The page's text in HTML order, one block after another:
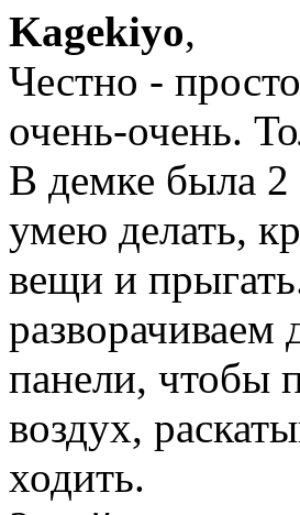
Kagekiyo,
Честно -
очень-очень.
В демке была
умею делать,
вещи и
панели, чтобы
воздух,
ходить.